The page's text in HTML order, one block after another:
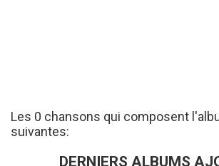
Les 0 chansons qui composent
suivantes:
DERNIERS ALBUMS